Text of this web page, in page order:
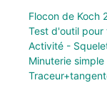
Flocon de Koch
Test d'outil pour
Activité -
Minuterie